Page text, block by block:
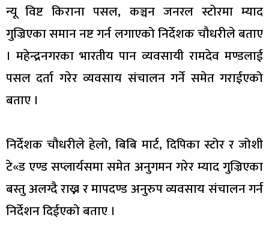
न्यू विष्ट किराना पसल, कञ्चन जनरल स्टोरमा म्याद
गुज्रिएका समान नष्ट गर्न लगाएको निर्देशक चौधरीले बताए
। महेन्द्रनगरका भारतीय पान व्यवसायी रामदेव मण्डलाई
पसल दर्ता गरेर व्यवसाय संचालन गर्ने समेत गराईएको
बताए ।
निर्देशक चौधरीले हेलो, बिबि मार्ट, दिपिका स्टोर र जोशी
टे«ड एण्ड सप्लार्यसमा समेत अनुगमन गरेर म्याद गुज्रिएका
बस्तु अलग्दै राख्न र मापदण्ड अनुरुप व्यवसाय संचालन गर्न
निर्देशन दिईएको बताए ।